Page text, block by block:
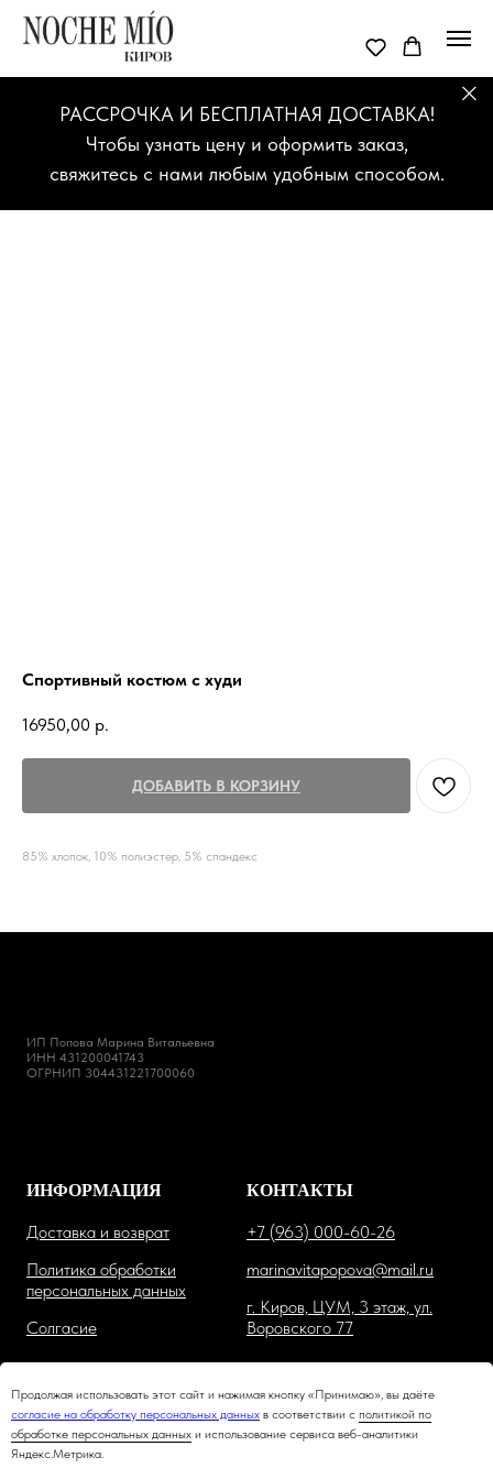
РАССРОЧКА И БЕСПЛАТНАЯ ДОСТАВКА!
Чтобы узнать цену и оформить заказ,
свяжитесь с нами любым удобным способом.
Продолжая использовать этот сайт и нажимая кнопку «Принимаю», вы даёте
согласие на обработку персональных данных в соответствии с политикой по
обработке персональных данных и использование сервиса веб-аналитики
Яндекс.Метрика.
Спортивный костюм с худи
16950,00 р.
ДОБАВИТЬ В КОРЗИНУ
85% хлопок, 10% полиэстер, 5% спандекс
ИП Попова Марина Витальевна
ИНН 431200041743
ОГРНИП 304431221700060
ИНФОРМАЦИЯ
Доставка и возврат
Политика обработки
персональных данных
Солгасие
КОНТАКТЫ
+7 (963) 000-60-26
marinavitapopova@mail.ru
г. Киров, ЦУМ, 3 этаж, ул.
Воровского 77